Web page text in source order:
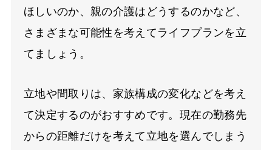
ほしいのか、親の介護はどうするのかなど、
さまざまな可能性を考えてライフプランを立
てましょう。
立地や間取りは、家族構成の変化などを考え
て決定するのがおすすめです。現在の勤務先
からの距離だけを考えて立地を選んでしまう